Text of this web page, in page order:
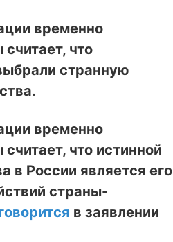
временно
что
странную
временно
что истинной
в России является его
страны-
в заявлении